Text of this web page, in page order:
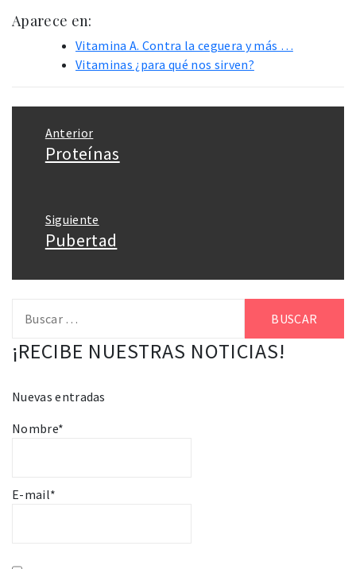
Aparece en:
Vitamina A. Contra la ceguera y más …
Vitaminas ¿para qué nos sirven?
entradas
Anterior
Entrada
Proteínas
Siguiente
Entrada
Pubertad
¡RECIBE NUESTRAS NOTICIAS!
Nuevas entradas
Nombre*
E-mail*